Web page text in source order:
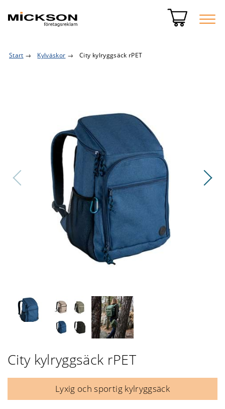
Start → Kylväskor → City kylryggsäck rPET
City kylryggsäck rPET
Lyxig och sportig kylryggsäck